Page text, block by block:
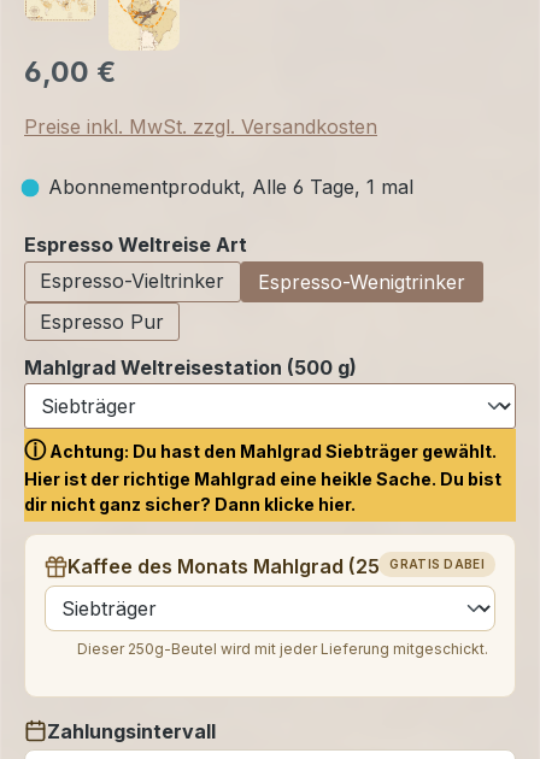
6,00 €
Preise inkl. MwSt. zzgl. Versandkosten
Abonnementprodukt, Alle 6 Tage, 1 mal
Espresso Weltreise Art
Espresso-Vieltrinker
Espresso-Wenigtrinker
Espresso Pur
Mahlgrad Weltreisestation (500 g)
ⓘAchtung: Du hast den Mahlgrad Siebträger gewählt.
Hier ist der richtige Mahlgrad eine heikle Sache. Du bist
dir nicht ganz sicher? Dann klicke hier.
GRATIS DABEI
Kaffee des Monats Mahlgrad (250 g)
auswählen
Dieser 250g-Beutel wird mit jeder Lieferung mitgeschickt.
Zahlungsintervall
auswählen